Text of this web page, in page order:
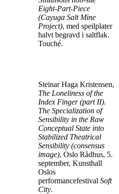
Eight-Part-Piece
(Cayuga Salt Mine
Project), med speilplater
halvt begravd i saltflak.
Touché.
Steinar Haga Kristensen,
The Loneliness of the
Index Finger (part II).
The Specialization of
Sensibility in the Raw
Conceptual State into
Stabilized Theatrical
Sensibility (consensus
image), Oslo Rådhus, 5.
september, Kunsthall
Oslos
performancefestival Soft
City.